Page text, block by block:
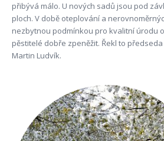
přibývá málo. U nových sadů jsou pod
ploch. V době oteplování a
nezbytnou podmínkou pro kvalitní úrodu
pěstitelé dobře zpeněžit. Řekl to
Martin Ludvík.